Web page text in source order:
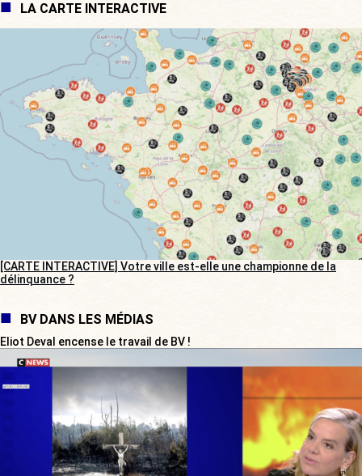
LA CARTE INTERACTIVE
[CARTE INTERACTIVE] Votre ville est-elle une championne de la
délinquance ?
BV DANS LES MÉDIAS
Eliot Deval encense le travail de BV !